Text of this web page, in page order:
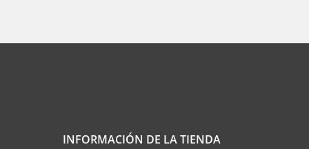
INFORMACIÓN DE LA TIENDA